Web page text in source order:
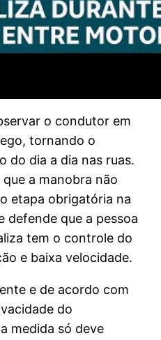
o condutor em
tornando o
do dia a dia nas ruas.
a manobra não
etapa obrigatória na
defende que a pessoa
tem o controle do
e baixa velocidade.
e de acordo com
do
medida só deve